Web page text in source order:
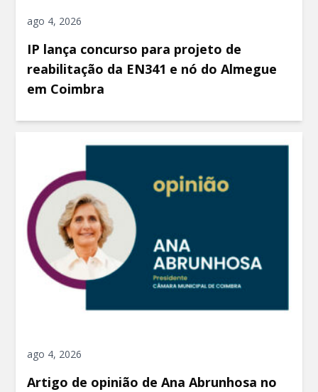
ago 4, 2026
IP lança concurso para projeto de
reabilitação da EN341 e nó do Almegue
em Coimbra
ago 4, 2026
Artigo de opinião de Ana Abrunhosa no